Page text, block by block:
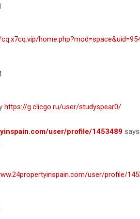
https://g.clicgo.ru/user/studyspear0/
user/profile/1453489 says:
user/profile/